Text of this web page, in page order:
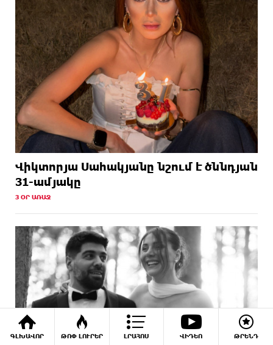
ԳԼԽԱՎՈՐ ԹՈՓ ԼՈՒՐԵՐ ԼՐԱՀՈՍ ՎԻԴԵՈ ԹՐԵՆԴ
Վիկտորյա Սահակյանը նշում է ծննդյան
31-ամյակը
3 ՕՐ ԱՌԱՋ